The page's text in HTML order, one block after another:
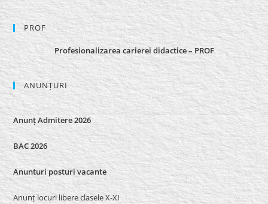
PROF
Profesionalizarea carierei didactice – PROF
ANUNȚURI
Anunț Admitere 2026
BAC 2026
Anunturi posturi vacante
Anunț locuri libere clasele X-XI